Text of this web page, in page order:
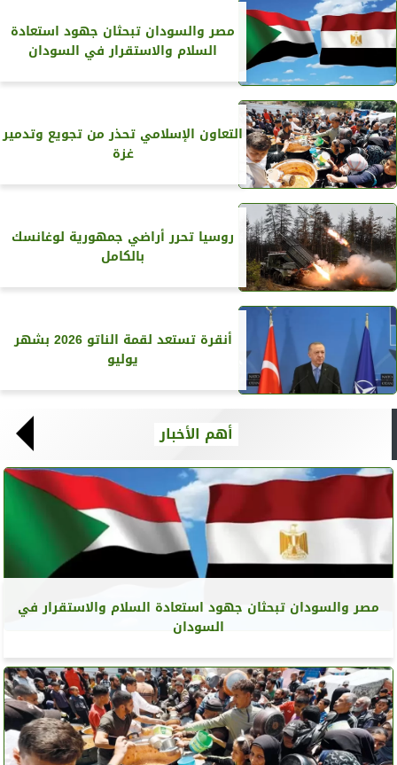
مصر والسودان تبحثان جهود استعادة
السلام والاستقرار في السودان
التعاون الإسلامي تحذر من تجويع وتدمير
غزة
روسيا تحرر أراضي جمهورية لوغانسك
بالكامل
أنقرة تستعد لقمة الناتو 2026 بشهر
يوليو
أهم الأخبار
مصر والسودان تبحثان جهود استعادة السلام والاستقرار في
السودان